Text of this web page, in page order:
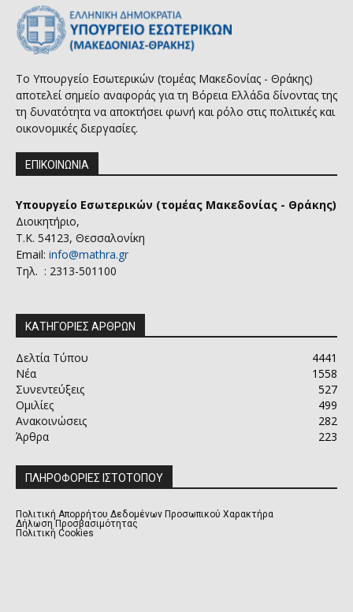
Το Υπουργείο Εσωτερικών (τομέας Μακεδονίας - Θράκης)
αποτελεί σημείο αναφοράς για τη Βόρεια Ελλάδα δίνοντας της
τη δυνατότητα να αποκτήσει φωνή και ρόλο στις πολιτικές και
οικονομικές διεργασίες.
ΕΠΙΚΟΙΝΩΝΙΑ
Υπουργείο Εσωτερικών (τομέας Μακεδονίας - Θράκης)
Διοικητήριο,
Τ.Κ. 54123, Θεσσαλονίκη
Email: info@mathra.gr
Τηλ. : 2313-501100
ΚΑΤΗΓΟΡΙΕΣ ΑΡΘΡΩΝ
Δελτία Τύπου
4441
Νέα
1558
Συνεντεύξεις
527
Ομιλίες
499
Ανακοινώσεις
282
Άρθρα
223
ΠΛΗΡΟΦΟΡΙΕΣ ΙΣΤΟΤΟΠΟΥ
Πολιτική Απορρήτου Δεδομένων Προσωπικού Χαρακτήρα
Δήλωση Προσβασιμότητας
Πολιτική Cookies